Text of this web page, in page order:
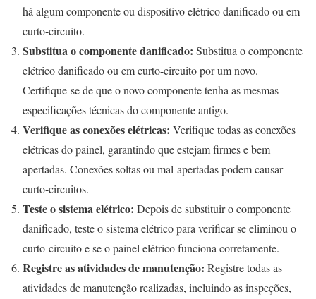
há algum componente ou dispositivo elétrico danificado ou em
curto-circuito.
Substitua o componente danificado: Substitua o componente
elétrico danificado ou em curto-circuito por um novo.
Certifique-se de que o novo componente tenha as mesmas
especificações técnicas do componente antigo.
Verifique as conexões elétricas: Verifique todas as conexões
elétricas do painel, garantindo que estejam firmes e bem
apertadas. Conexões soltas ou mal-apertadas podem causar
curto-circuitos.
Teste o sistema elétrico: Depois de substituir o componente
danificado, teste o sistema elétrico para verificar se eliminou o
curto-circuito e se o painel elétrico funciona corretamente.
Registre as atividades de manutenção: Registre todas as
atividades de manutenção realizadas, incluindo as inspeções,